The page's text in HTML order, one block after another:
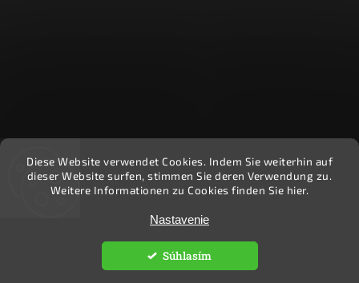
Diese Website verwendet Cookies. Indem Sie weiterhin auf
dieser Website surfen, stimmen Sie deren Verwendung zu.
Weitere Informationen zu Cookies finden Sie hier.
Nastavenie
Súhlasím
Recenzie zákazníkov - Heuréka
Ekočlovek. Všetky práva vyhradené.
Upraviť nastavenie cookies
Shoptet| DesignShoptak.cz.